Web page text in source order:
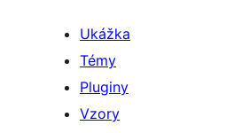
Ukážka
Témy
Pluginy
Vzory